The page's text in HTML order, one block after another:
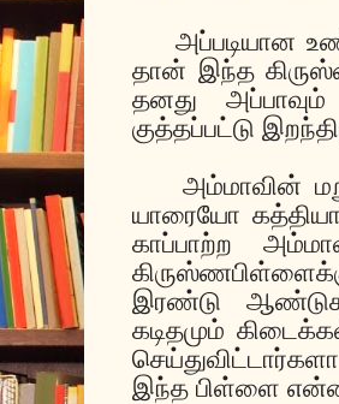
அப்படியான
தான் இந்த
தனது
குத்தப்பட்டு
அம்மாவின்
யாரையோ
காப்பாற்ற
இரண்டு
கடிதமும்
இந்த பிள்ளை